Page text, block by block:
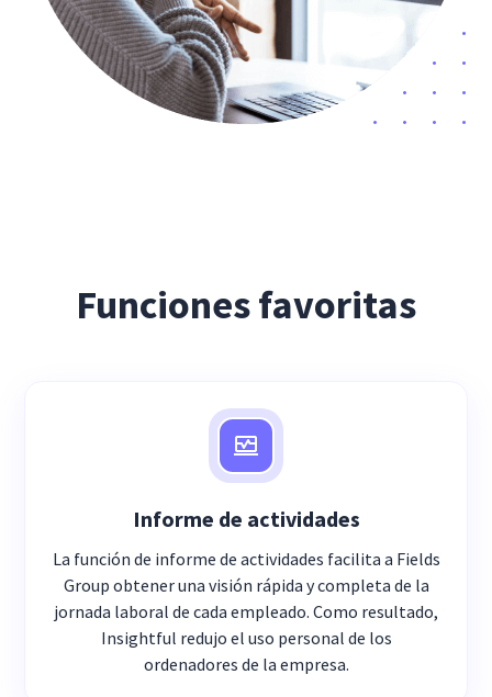
Funciones favoritas
Informe de actividades
La función de informe de actividades facilita a Fields
Group obtener una visión rápida y completa de la
jornada laboral de cada empleado. Como resultado,
Insightful redujo el uso personal de los
ordenadores de la empresa.